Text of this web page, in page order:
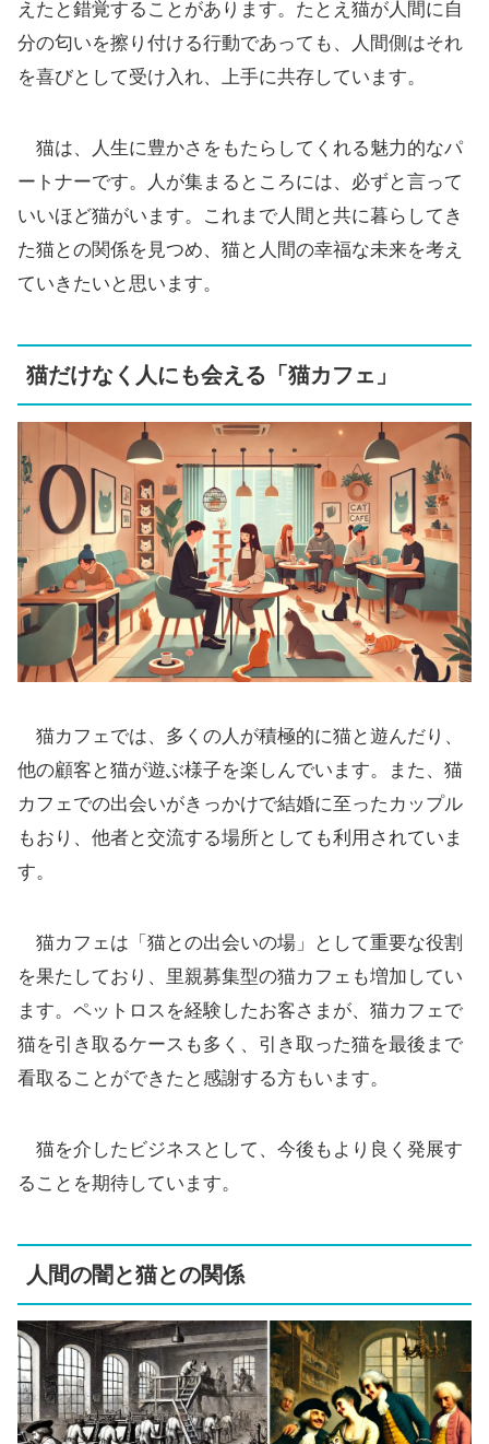
えたと錯覚することがあります。たとえ猫が人間に自
分の匂いを擦り付ける行動であっても、人間側はそれ
を喜びとして受け入れ、上手に共存しています。
猫は、人生に豊かさをもたらしてくれる魅力的なパ
ートナーです。人が集まるところには、必ずと言って
いいほど猫がいます。これまで人間と共に暮らしてき
た猫との関係を見つめ、猫と人間の幸福な未来を考え
ていきたいと思います。
猫だけなく人にも会える「猫カフェ」
猫カフェでは、多くの人が積極的に猫と遊んだり、
他の顧客と猫が遊ぶ様子を楽しんでいます。また、猫
カフェでの出会いがきっかけで結婚に至ったカップル
もおり、他者と交流する場所としても利用されていま
す。
猫カフェは「猫との出会いの場」として重要な役割
を果たしており、里親募集型の猫カフェも増加してい
ます。ペットロスを経験したお客さまが、猫カフェで
猫を引き取るケースも多く、引き取った猫を最後まで
看取ることができたと感謝する方もいます。
猫を介したビジネスとして、今後もより良く発展す
ることを期待しています。
人間の闇と猫との関係